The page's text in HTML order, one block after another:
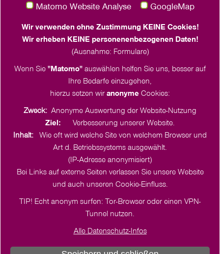
Juliane Bäthge
Häktweg 4-6
Tel. +49 151 2375 3095
frauenwerk.nordkirche.de
Matomo Website Analyse GoogleMap
Wir verwenden ohne Zustimmung KEINE Cookies!
Wir erheben KEINE personenenbezogenen Daten!
(Ausnahme: Formulare)
Wenn Sie "Matomo" auswählen helfen Sie uns, besser auf
Ihre Bedarfe einzugehen,
hierzu setzen wir anonyme Cookies:
Zweck: Anonyme Auswertung der Website-Nutzung
Ziel: Verbesserung unserer Website.
Inhalt: Wie oft wird welche Site von welchem Browser und
Art d. Betriebssystems ausgewählt.
(IP-Adresse anonymisiert)
Bei Links auf externe Seiten verlassen Sie unsere Website
und auch unseren Cookie-Einfluss.
TIP! Echt anonym surfen: Tor-Browser oder einen VPN-
Tunnel nutzen.
Alle Datenschutz-Infos